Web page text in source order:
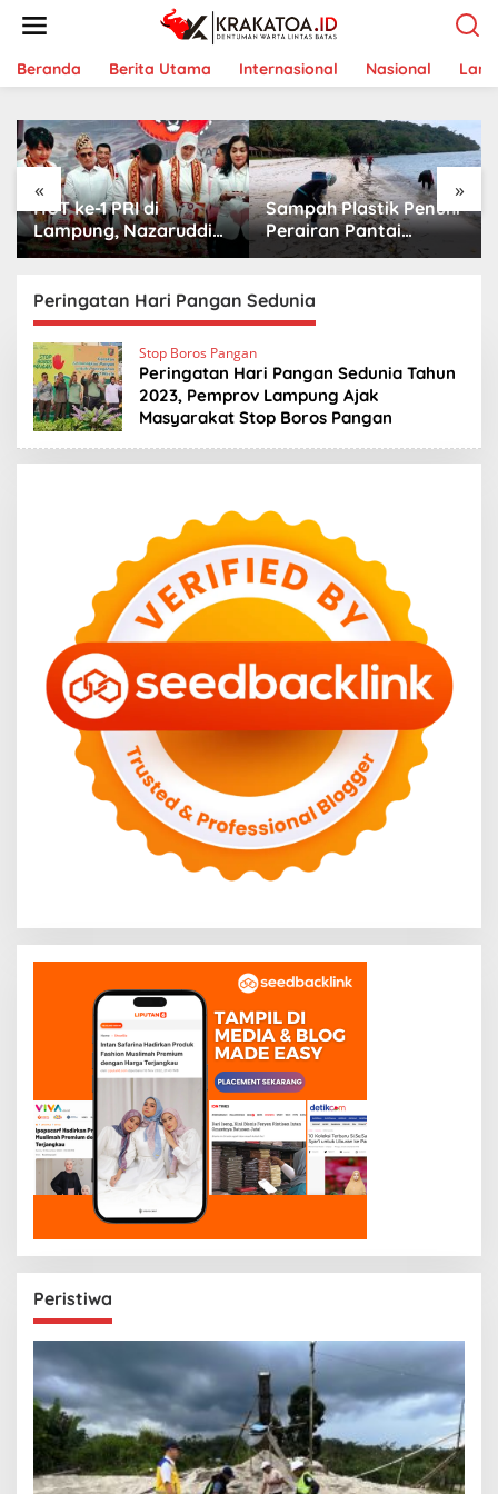
t
Beranda Berita Utama Internasional Nasional
« »
HUT ke-1 PRI di
Lampung, Nazaruddin
Launching 800
Indonesia
Sampah Plastik Penuhi
Perairan Pantai
Mutun-Pulau Tangkil,
Tangan
Peringatan Hari Pangan Sedunia
Stop Boros Pangan
Peringatan Hari Pangan Sedunia Tahun
2023, Pemprov Lampung Ajak
Masyarakat Stop Boros Pangan
Peristiwa